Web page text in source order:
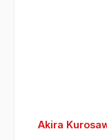
Akira